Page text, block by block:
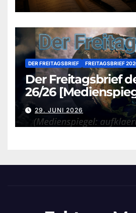
DER FREITAGSBRIEF FREITAGSBRIEF
Der Freitagsbrief
26/26
aufklaerung-
29. JUNI 2026